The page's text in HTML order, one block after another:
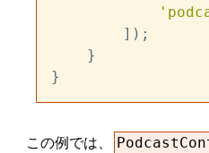
        ]);
    }
この例では、